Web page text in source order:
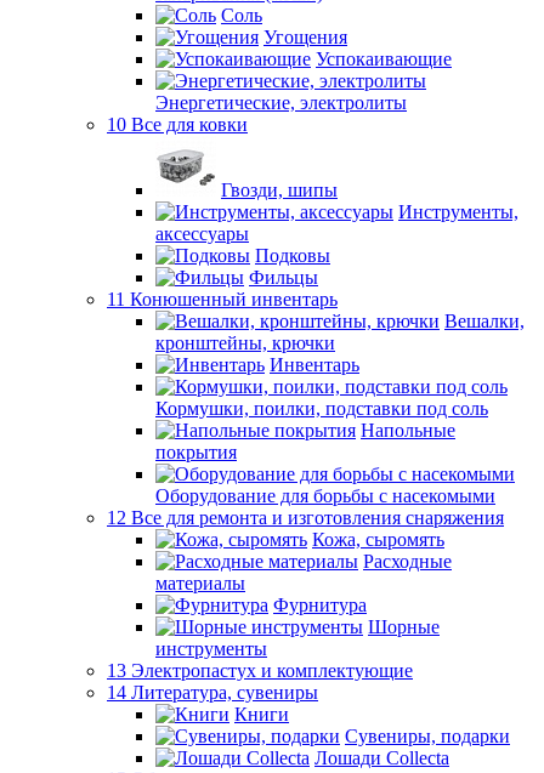
Соль
Угощения
Успокаивающие
Энергетические, электролиты
10 Все для ковки
Гвозди, шипы
Инструменты,
аксессуары
Подковы
Фильцы
11 Конюшенный инвентарь
Вешалки,
кронштейны, крючки
Инвентарь
Кормушки, поилки, подставки под соль
Напольные
покрытия
Оборудование для борьбы с насекомыми
12 Все для ремонта и изготовления снаряжения
Кожа, сыромять
Расходные
материалы
Фурнитура
Шорные
инструменты
13 Электропастух и комплектующие
14 Литература, сувениры
Книги
Сувениры, подарки
Лошади Collecta